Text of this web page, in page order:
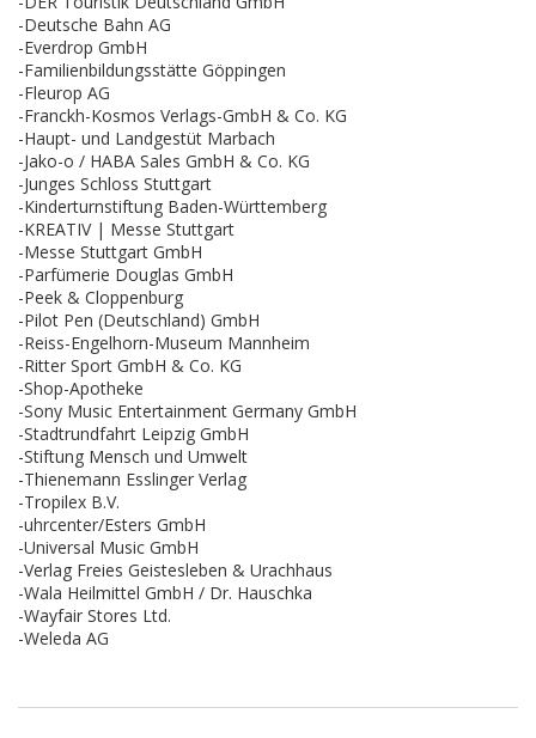
-Deutsche Bahn AG
-Everdrop GmbH
-Familienbildungsstätte Göppingen
-Fleurop AG
-Franckh-Kosmos Verlags-GmbH & Co. KG
-Haupt- und Landgestüt Marbach
-Jako-o / HABA Sales GmbH & Co. KG
-Junges Schloss Stuttgart
-Kinderturnstiftung Baden-Württemberg
-KREATIV | Messe Stuttgart
-Messe Stuttgart GmbH
-Parfümerie Douglas GmbH
-Peek & Cloppenburg
-Pilot Pen (Deutschland) GmbH
-Reiss-Engelhorn-Museum Mannheim
-Ritter Sport GmbH & Co. KG
-Shop-Apotheke
-Sony Music Entertainment Germany GmbH
-Stadtrundfahrt Leipzig GmbH
-Stiftung Mensch und Umwelt
-Thienemann Esslinger Verlag
-Tropilex B.V.
-uhrcenter/Esters GmbH
-Universal Music GmbH
-Verlag Freies Geistesleben & Urachhaus
-Wala Heilmittel GmbH / Dr. Hauschka
-Wayfair Stores Ltd.
-Weleda AG